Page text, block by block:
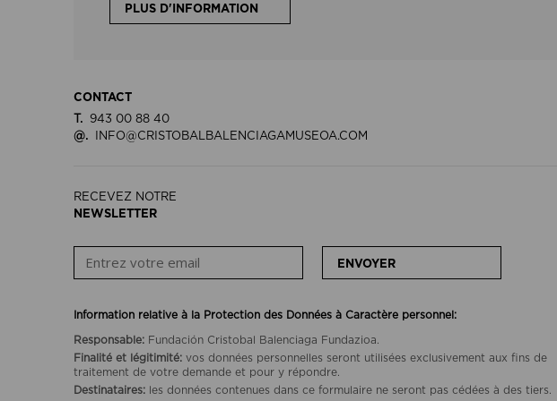
PLUS D'INFORMATION
CONTACT
T.
943 00 88 40
@.
INFO@CRISTOBALBALENCIAGAMUSEOA.COM
RECEVEZ NOTRE
NEWSLETTER
ENVOYER
Information relative à la Protection des Données à Caractère personnel:
Responsable: Fundación Cristobal Balenciaga Fundazioa.
Finalité et légitimité: vos données personnelles seront utilisées exclusivement aux fins de
traitement de votre demande et pour y répondre.
Destinataires: les données contenues dans ce formulaire ne seront pas cédées à des tiers.